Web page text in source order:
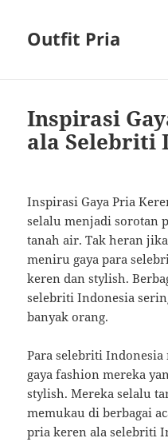
Outfit Pria
Inspirasi
ala Selebriti
Inspirasi Gaya Pria
selalu menjadi sorotan
tanah air. Tak heran
meniru gaya para
keren dan stylish.
selebriti Indonesia
banyak orang.
Para selebriti
gaya fashion mereka
stylish. Mereka selalu
memukau di berbagai
pria keren ala selebriti